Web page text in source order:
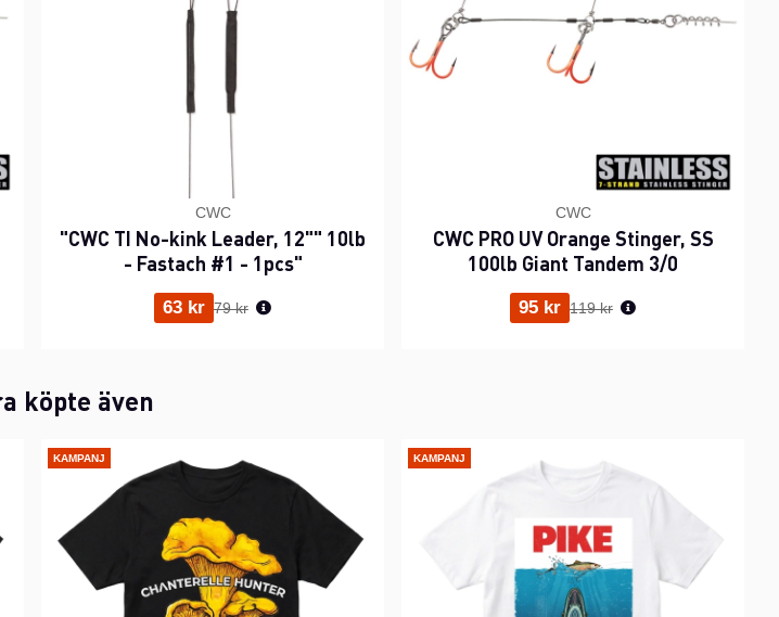
CWC
"CWC TI No-kink Leader, 12"" 10lb
- Fastach #1 - 1pcs"
63 kr Ordinarie pris:
79 kr
CWC
CWC PRO UV Orange Stinger, SS
100lb Giant Tandem 3/0
95 kr Ordinarie pris:
119 kr
köpte även
KAMPANJ KAMPANJ